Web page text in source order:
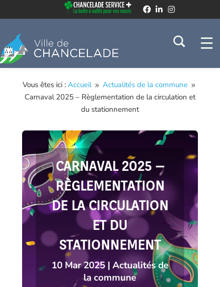
Vous êtes ici :Accueil 9 Actualités de la commune 9
Carnaval 2025 – Règlementation de la circulation et
du stationnement
CARNAVAL 2025 –
RÈGLEMENTATION
DE LA CIRCULATION
ET DU
STATIONNEMENT
10 Mar 2025| Actualités de
la commune